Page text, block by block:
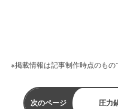
※掲載情報は記事制作時点のもの
次のページ 圧力